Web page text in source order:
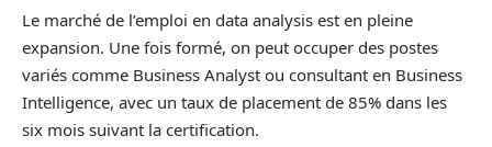
Le marché de l’emploi en data analysis est en pleine
expansion. Une fois formé, on peut occuper des postes
variés comme Business Analyst ou consultant en Business
Intelligence, avec un taux de placement de 85% dans les
six mois suivant la certification.